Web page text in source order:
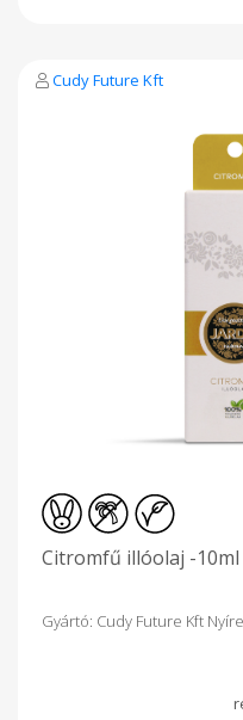
Cudy Future Kft
Citromfű illóolaj -10ml
Gyártó: Cudy Future Kft